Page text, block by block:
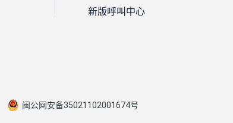
新版呼叫中心
闽公网安备35021102001674号